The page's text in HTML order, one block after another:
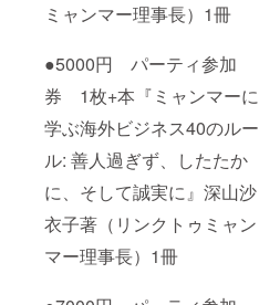
ミャンマー理事長）1冊
●5000円 パーティ参加
券 1枚+本『ミャンマーに
学ぶ海外ビジネス40のルー
ル: 善人過ぎず、したたか
に、そして誠実に』深山沙
衣子著（リンクトゥミャン
マー理事長）1冊